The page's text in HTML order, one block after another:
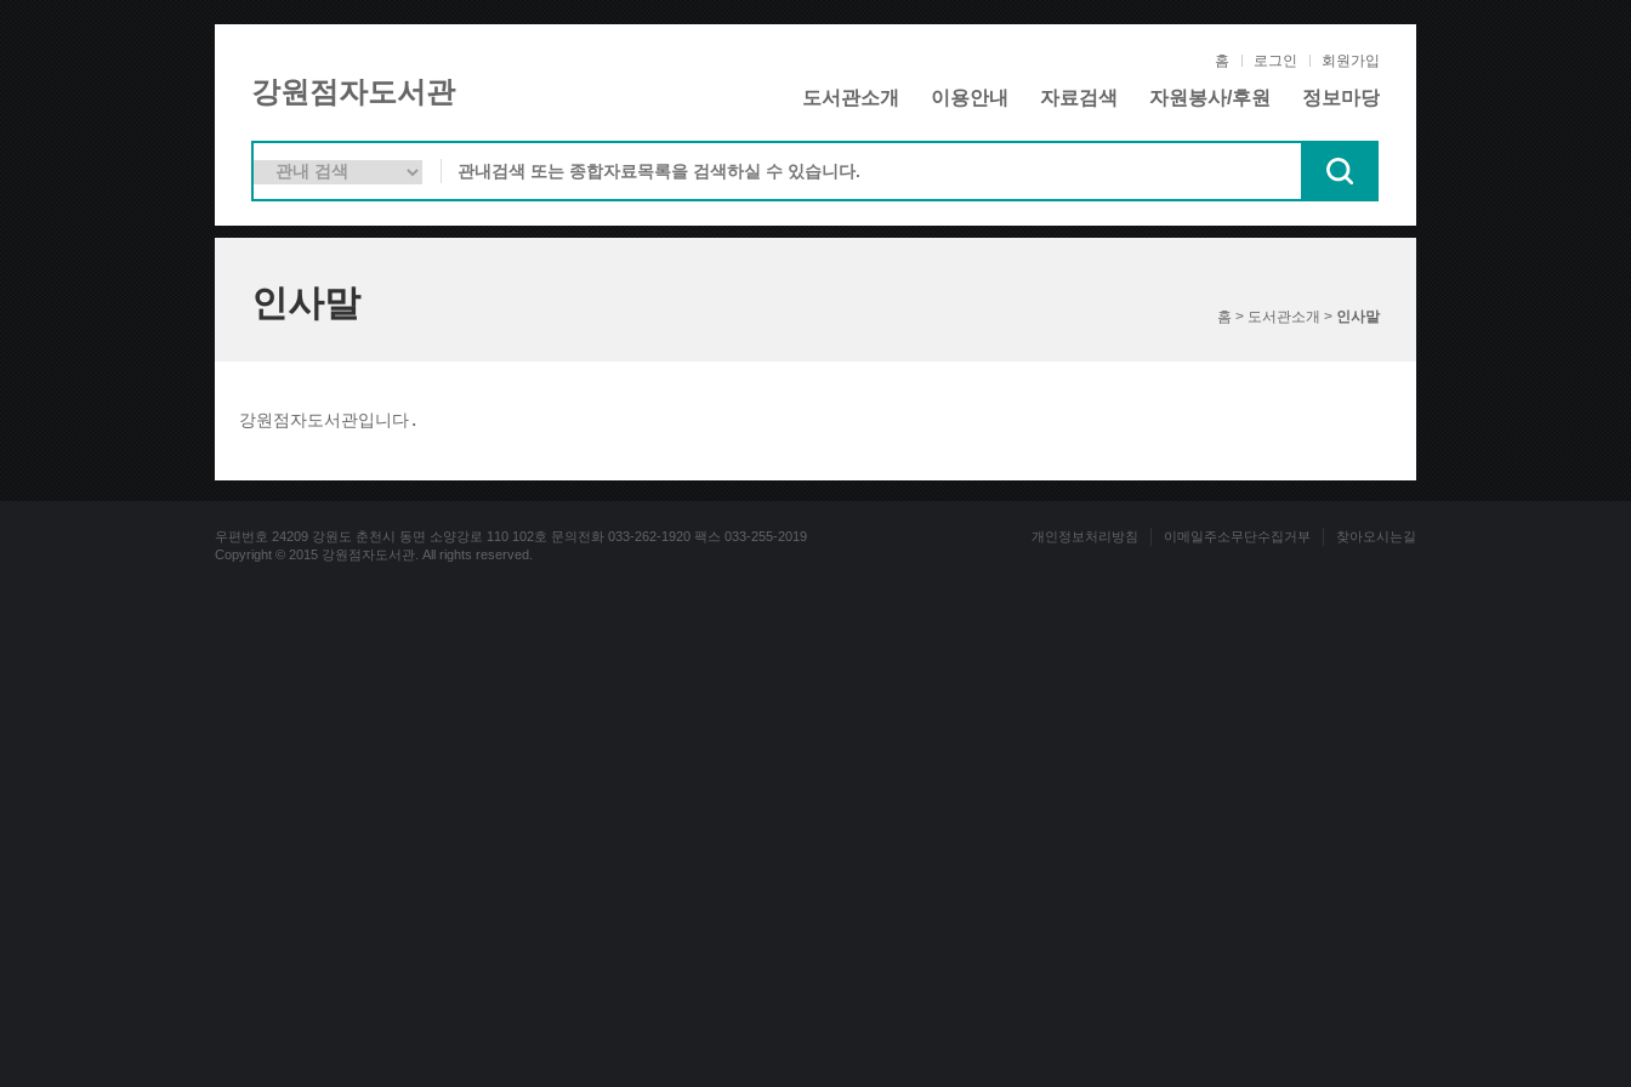
강원점자도서관
홈 로그인 회원가입
도서관소개 이용안내 자료검색 자원봉사/후원 정보마당
인사말 홈 > 도서관소개 > 인사말
강원점자도서관입니다.
우편번호 24209 강원도 춘천시 동면 소양강로 110 102호 문의전화 033-262-1920 팩스 033-255-2019
Copyright © 2015 강원점자도서관. All rights reserved.
개인정보처리방침 이메일주소무단수집거부 찾아오시는길